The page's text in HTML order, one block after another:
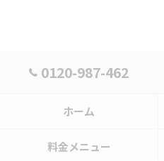
0120-987-462
ホーム
料金メニュー